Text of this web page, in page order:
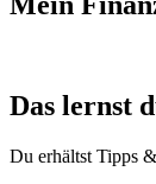
Das lernst
Du erhältst Tipps